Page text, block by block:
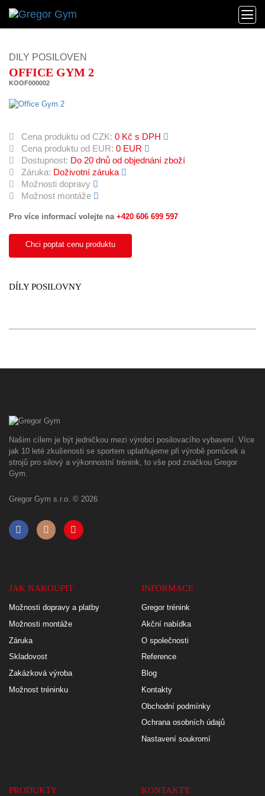
DILY POSILOVEN
OFFICE GYM 2
KOOF000002
Cena produktu od CZK: 0 Kč s DPH
Cena produktu od EUR: 0 EUR
Dostupnost: Do 20 dnů od objednání zboží
Záruka: Doživotní záruka
Možnosti dopravy
Možnost montáže
Pro více informací volejte na +420 606 699 597
Chci poptat cenu produktu
DÍLY POSILOVNY
Našim cílem je být jedničkou mezi výrobci posilovacího vybavení. Více
jak 10 leté zkušenosti se sportem uplatňujeme při výrobě pomůcek a
strojů pro silový a výkonnostní trénink, to vše pod značkou Gregor
Gym.
Gregor Gym s.r.o. © 2026
JAK NAKOUPIT
Možnosti dopravy a platby
Možnosti montáže
Záruka
Skladovost
Zakázková výroba
Možnost tréninku
INFORMACE
Gregor trénink
Akční nabídka
O společnosti
Reference
Blog
Kontakty
Obchodní podmínky
Ochrana osobních údajů
Nastavení soukromí
PRODUKTY KONTAKTY